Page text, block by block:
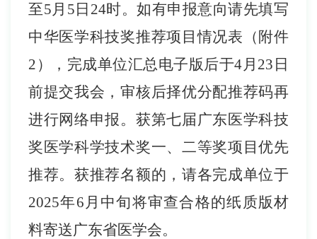
至5月 5 日 24时。如有申报意向请先填写
中华医学科技奖推荐项目情况表（附件
2 ）， 完成单位汇总电子版后于4月 23 日
前提交我会，审核后择优分配推荐码再
进行网络申报 。 获第七届广东医学科技
奖医学科学技术奖一、二等奖项目优先
推荐。获推荐名额的， 请各完成单位于
2025年6 月 中旬将审查合格的纸质版材
料寄送广东省医学会。